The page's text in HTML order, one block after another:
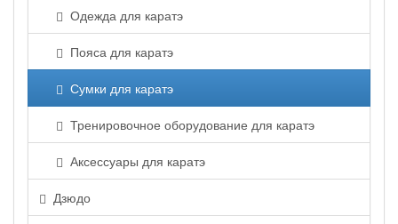
Одежда для каратэ
Пояса для каратэ
Сумки для каратэ
Тренировочное оборудование для каратэ
Аксессуары для каратэ
Дзюдо